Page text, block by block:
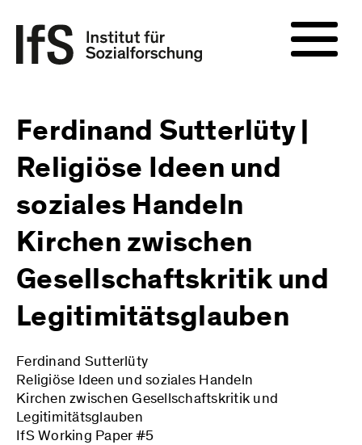
Ferdinand Sutterlüty |
Religiöse Ideen und
soziales Handeln
Kirchen zwischen
Gesellschaftskritik und
Legitimitätsglauben
Ferdinand Sutterlüty
Religiöse Ideen und soziales Handeln
Kirchen zwischen Gesellschaftskritik und
Legitimitätsglauben
IfS Working Paper #5